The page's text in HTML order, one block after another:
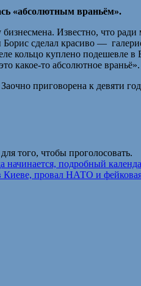
«абсолютным враньём».
бизнесмена. Известно, что
сделал красиво —
кольцо куплено подешевле
какое-то абсолютное
приговорена к девяти
для того, чтобы проголосовать.
начинается, подробный
Киеве, провал НАТО и